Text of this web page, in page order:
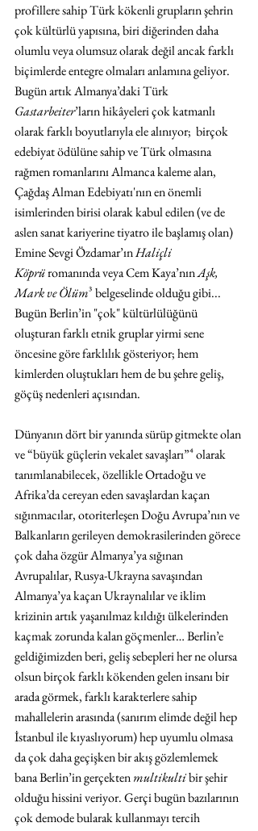
profillere sahip Türk kökenli grupların şehrin
çok kültürlü yapısına, biri diğerinden daha
olumlu veya olumsuz olarak değil ancak farklı
biçimlerde entegre olmaları anlamına geliyor.
Bugün artık Almanya’daki Türk
Gastarbeiter’ların hikâyeleri çok katmanlı
olarak farklı boyutlarıyla ele alınıyor;  birçok
edebiyat ödülüne sahip ve Türk olmasına
rağmen romanlarını Almanca kaleme alan,
Çağdaş Alman Edebiyatı'nın en önemli
isimlerinden birisi olarak kabul edilen (ve de
aslen sanat kariyerine tiyatro ile başlamış olan)
Emine Sevgi Özdamar’ın Haliçli
Köprü romanında veya Cem Kaya’nın Aşk,
Mark ve Ölüm³ belgeselinde olduğu gibi...
Bugün Berlin’in "çok" kültürlülüğünü
oluşturan farklı etnik gruplar yirmi sene
öncesine göre farklılık gösteriyor; hem
kimlerden oluştukları hem de bu şehre geliş,
göçüş nedenleri açısından.
Dünyanın dört bir yanında sürüp gitmekte olan
ve “büyük güçlerin vekalet savaşları”⁴ olarak
tanımlanabilecek, özellikle Ortadoğu ve
Afrika’da cereyan eden savaşlardan kaçan
sığınmacılar, otoriterleşen Doğu Avrupa’nın ve
Balkanların gerileyen demokrasilerinden görece
çok daha özgür Almanya’ya sığınan
Avrupalılar, Rusya-Ukrayna savaşından
Almanya’ya kaçan Ukraynalılar ve iklim
krizinin artık yaşanılmaz kıldığı ülkelerinden
kaçmak zorunda kalan göçmenler… Berlin’e
geldiğimizden beri, geliş sebepleri her ne olursa
olsun birçok farklı kökenden gelen insanı bir
arada görmek, farklı karakterlere sahip
mahallelerin arasında (sanırım elimde değil hep
İstanbul ile kıyaslıyorum) hep uyumlu olmasa
da çok daha geçişken bir akış gözlemlemek
bana Berlin’in gerçekten multikulti bir şehir
olduğu hissini veriyor. Gerçi bugün bazılarının
çok demode bularak kullanmayı tercih